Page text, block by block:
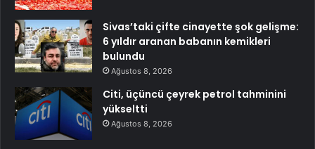
Sivas’taki çifte cinayette şok gelişme:
6 yıldır aranan babanın kemikleri
bulundu
Ağustos 8, 2026
Citi, üçüncü çeyrek petrol tahminini
yükseltti
Ağustos 8, 2026